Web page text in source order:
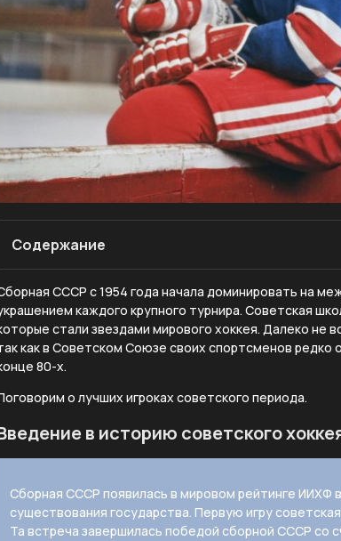
Содержание
СССР с 1954 года начала доминировать на
каждого крупного турнира. Советская
стали звездами мирового хоккея. Далеко не
как в Советском Союзе своих спортсменов редко
80-х.
о лучших игроках советского периода.
в историю советского
Сборная СССР появилась в мировом рейтинге ИИХФ
существования государства. Первую игру
Та встреча завершилась победой сборной СССР со